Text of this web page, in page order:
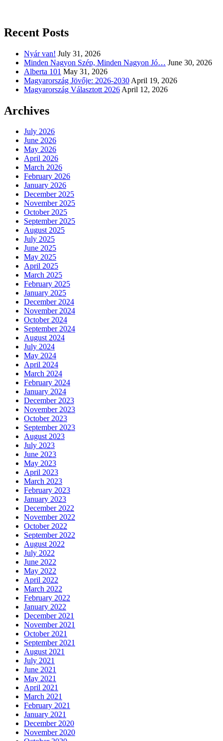
Recent Posts
Nyár van! July 31, 2026
Minden Nagyon Szép, Minden Nagyon Jó… June 30, 2026
Alberta 101 May 31, 2026
Magyarország Jövője: 2026-2030 April 19, 2026
Magyarország Választott 2026 April 12, 2026
Archives
July 2026
June 2026
May 2026
April 2026
March 2026
February 2026
January 2026
December 2025
November 2025
October 2025
September 2025
August 2025
July 2025
June 2025
May 2025
April 2025
March 2025
February 2025
January 2025
December 2024
November 2024
October 2024
September 2024
August 2024
July 2024
May 2024
April 2024
March 2024
February 2024
January 2024
December 2023
November 2023
October 2023
September 2023
August 2023
July 2023
June 2023
May 2023
April 2023
March 2023
February 2023
January 2023
December 2022
November 2022
October 2022
September 2022
August 2022
July 2022
June 2022
May 2022
April 2022
March 2022
February 2022
January 2022
December 2021
November 2021
October 2021
September 2021
August 2021
July 2021
June 2021
May 2021
April 2021
March 2021
February 2021
January 2021
December 2020
November 2020